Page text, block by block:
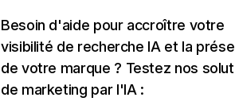
Besoin d'aide pour accroître votre
visibilité de recherche IA et la
de votre marque ? Testez nos
de marketing par l'IA :